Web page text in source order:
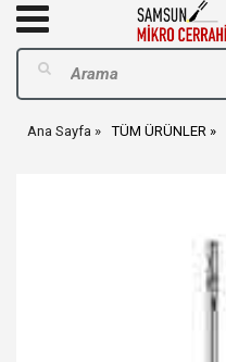
Ana Sayfa TÜM ÜRÜNLER